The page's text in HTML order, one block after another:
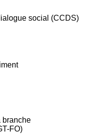
social (CCDS)
branche
FO)